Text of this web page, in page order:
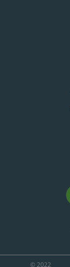
© 2022